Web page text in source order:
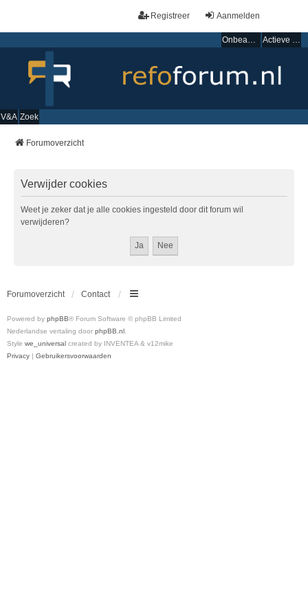
Aanmelden
Registreer
Onbeantwoorde onderwerpen Actieve onderwerpen
V&A Zoek
Forumoverzicht
Verwijder cookies
Weet je zeker dat je alle cookies ingesteld door dit forum wil
verwijderen?
Forumoverzicht Contact
Powered by phpBB® Forum Software © phpBB Limited
Nederlandse vertaling door phpBB.nl
Style we_universal created by INVENTEA & v12mike
Privacy | Gebruikersvoorwaarden